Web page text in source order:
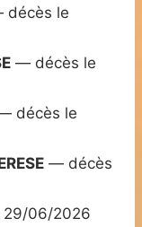
le
— décès le
décès le
— décès
06/2026